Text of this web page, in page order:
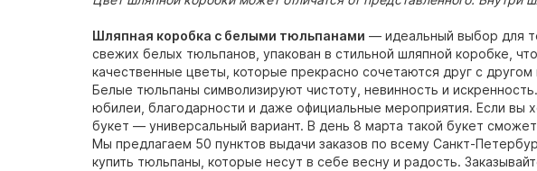
Шляпная коробка с белыми тюльпанами — идеальный выбор для
свежих белых тюльпанов, упакован в стильной шляпной коробке,
качественные цветы, которые прекрасно сочетаются друг с
Белые тюльпаны символизируют чистоту, невинность и
юбилеи, благодарности и даже официальные мероприятия. Если вы
букет — универсальный вариант. В день 8 марта такой букет
Мы предлагаем 50 пунктов выдачи заказов по всему Санкт-
купить тюльпаны, которые несут в себе весну и радость.